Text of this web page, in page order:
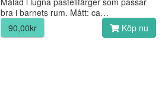
bra i barnets rum. Mått: ca…
90,00kr
Köp nu